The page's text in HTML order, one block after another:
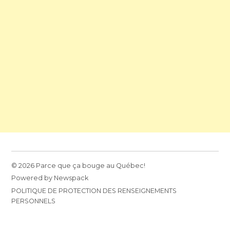
© 2026 Parce que ça bouge au Québec!
Powered by Newspack
POLITIQUE DE PROTECTION DES RENSEIGNEMENTS
PERSONNELS